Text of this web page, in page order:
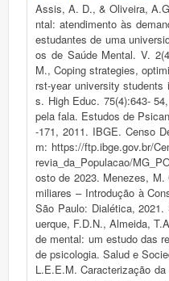
Assis, A. D., & Oliveira,
ntal: atendimento às
estudantes de uma
os de Saúde Mental. V.
M., Coping strategies,
rst-year university
s. High Educ. 75(4):643-
pela fala. Estudos de
-171, 2011. IBGE. Censo
m: https://ftp.ibge.gov.br/
revia_da_Populacao/
osto de 2023. Menezes,
miliares – Introdução à
São Paulo: Dialética,
uerque, F.D.N., Almeida,
de mental: um estudo das
de psicologia. Salud e
L.E.E.M. Caracterização